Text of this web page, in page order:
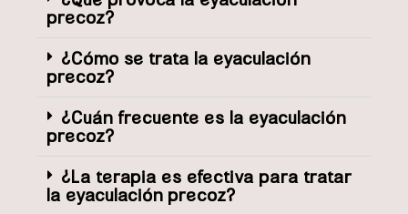
precoz?
¿Cómo se trata la eyaculación
precoz?
¿Cuán frecuente es la eyaculación
precoz?
¿La terapia es efectiva para tratar
la eyaculación precoz?